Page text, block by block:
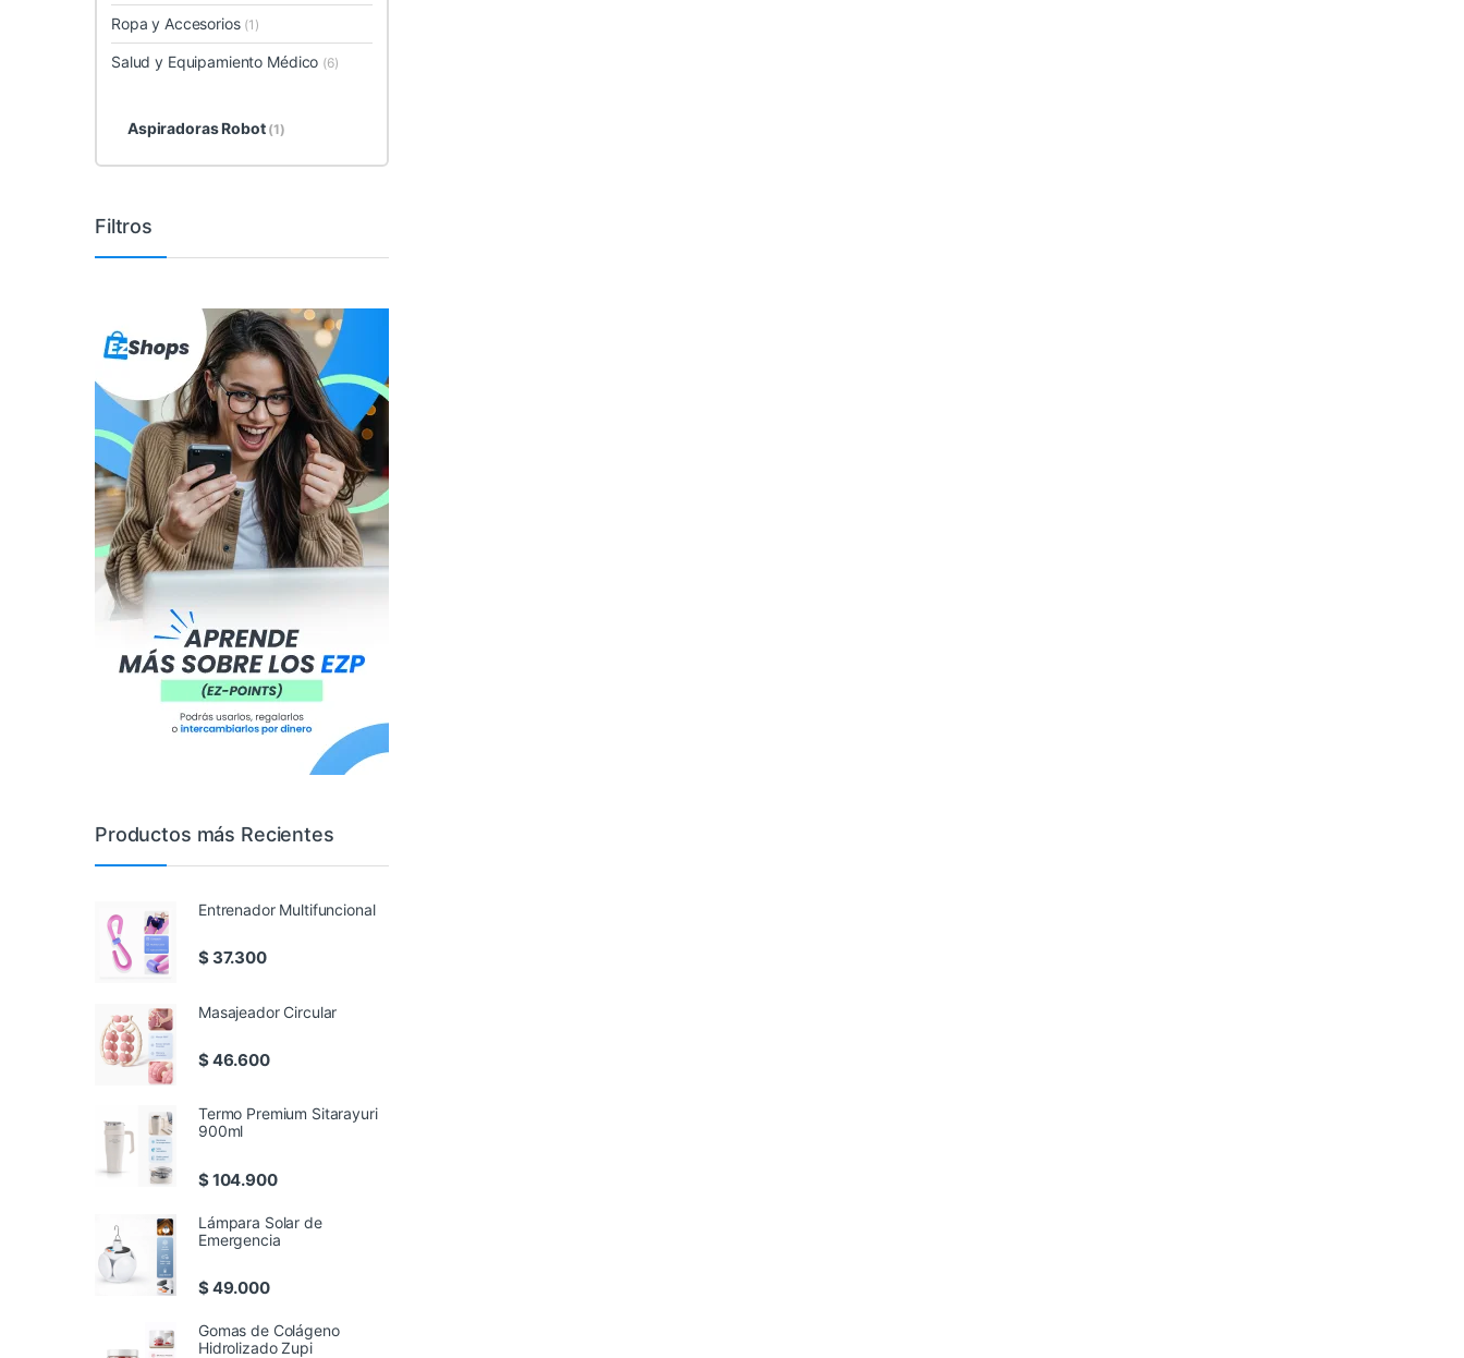
Ropa y Accesorios (1)
Salud y Equipamiento Médico (6)
Aspiradoras Robot (1)
Filtros
Productos más Recientes
Entrenador Multifuncional
$37.300
Masajeador Circular
$46.600
Termo Premium Sitarayuri
900ml
$104.900
Lámpara Solar de
Emergencia
$49.000
Gomas de Colágeno
Hidrolizado Zupi